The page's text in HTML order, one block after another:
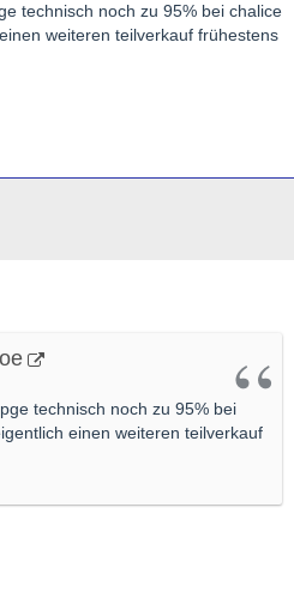
technisch noch zu 95% bei chalice
weiteren teilverkauf frühestens
technisch noch zu 95% bei
einen weiteren teilverkauf